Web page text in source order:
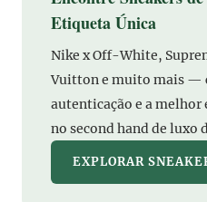
Etiqueta Única
Nike x Off-White,
Vuitton e muito mais —
autenticação e a melhor
no second hand de luxo
EXPLORAR